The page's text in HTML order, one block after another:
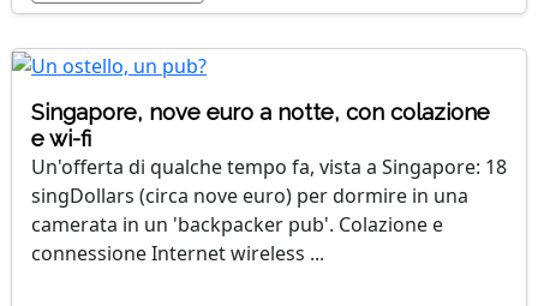
Singapore, nove euro a notte, con colazione
e wi-fi
Un'offerta di qualche tempo fa, vista a Singapore: 18
singDollars (circa nove euro) per dormire in una
camerata in un 'backpacker pub'. Colazione e
connessione Internet wireless ...